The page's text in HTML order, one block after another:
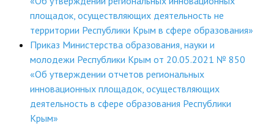
площадок, осуществляющих деятельность не
территории Республики Крым в сфере образования»
Приказ Министерства образования, науки и
молодежи Республики Крым от 20.05.2021 № 850
«Об утверждении отчетов региональных
инновационных площадок, осуществляющих
деятельность в сфере образования Республики
Крым»